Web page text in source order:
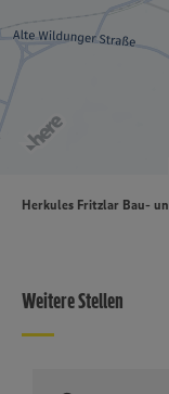
Herkules Fritzlar Bau-
Weitere Stellen